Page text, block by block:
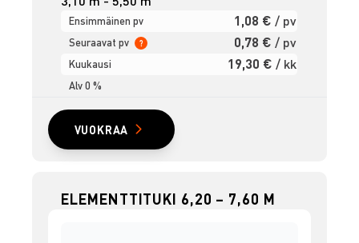
Ensimmäinen pv 1,08 € / pv
Seuraavat pv ? 0,78 € / pv
Kuukausi 19,30 € / kk
Alv 0 %
VUOKRAA
ELEMENTTITUKI 6,20 – 7,60 M